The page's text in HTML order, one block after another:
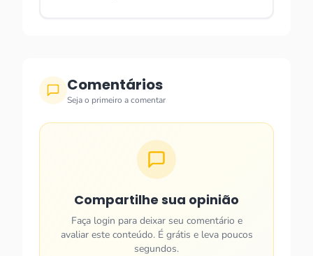
Comentários
Seja o primeiro a comentar
Compartilhe sua opinião
Faça login para deixar seu comentário e
avaliar este conteúdo. É grátis e leva poucos
segundos.